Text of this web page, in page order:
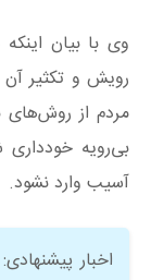
وی با بیان
رویش و تکثیر
مردم از روش‌های
بی‌رویه خودداری
آسیب وارد نشود.
اخبار پیشنهادی: